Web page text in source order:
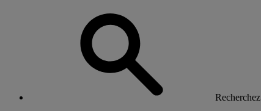
Recherchez